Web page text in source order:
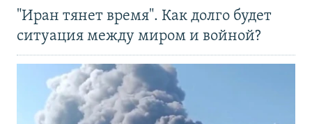
"Иран тянет время". Как долго будет
ситуация между миром и войной?